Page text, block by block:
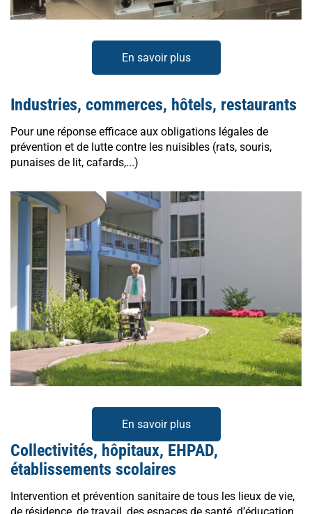
En savoir plus
Industries, commerces, hôtels, restaurants
Pour une réponse efficace aux obligations légales de
prévention et de lutte contre les nuisibles (rats, souris,
punaises de lit, cafards,...)
En savoir plus
Collectivités, hôpitaux, EHPAD,
établissements scolaires
Intervention et prévention sanitaire de tous les lieux de vie,